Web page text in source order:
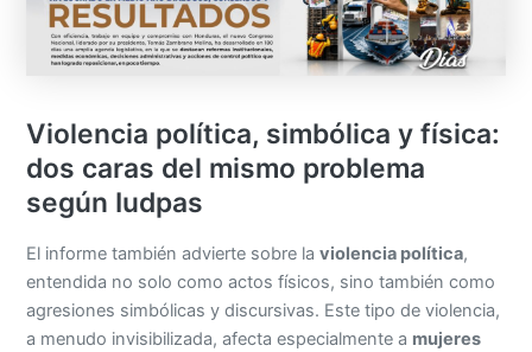
Violencia política, simbólica y física:
dos caras del mismo problema
según Iudpas
El informe también advierte sobre laviolencia política,
entendida no solo como actos físicos, sino también como
agresiones simbólicas y discursivas. Este tipo de violencia,
a menudo invisibilizada, afecta especialmente a mujeres